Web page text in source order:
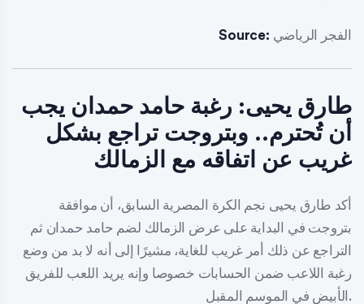
Source: الفجر الرياضي
طارق يحيى: رغبة حامد حمدان يجب
أن تُحترم.. وبتروجت تراجع بشكل
غريب عن اتفاقه مع الزمالك
أكد طارق يحيى نجم الكرة المصرية السابق، أن موافقة
بتروجت في البداية على عرض الزمالك لضم حامد حمدان ثم
التراجع عن ذلك أمر غريب للغاية، مشيرًا إلى أنه لا بد من وضع
رغبة اللاعب ضمن الحسابات خصوصا وإنه يريد اللعب للفريق
الأبيض في الموسم المقبل.